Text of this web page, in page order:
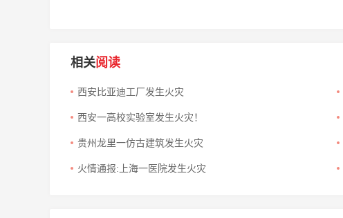
相关阅读
西安比亚迪工厂发生火灾
西安一高校实验室发生火灾！
贵州龙里一仿古建筑发生火灾
火情通报:上海一医院发生火灾